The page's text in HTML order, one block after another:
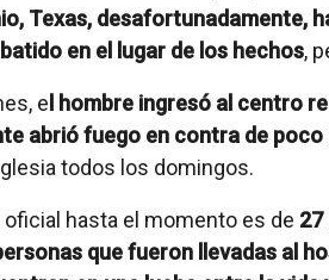
Texas, desafortunadamente,
en el lugar de los hechos,
el hombre ingresó al centro
abrió fuego en contra de poco
todos los domingos.
oficial hasta el momento es de 27
que fueron llevadas al